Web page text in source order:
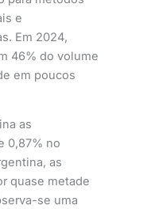
e
Em 2024,
46% do volume
em poucos
as
0,87% no
as
quase metade
se uma